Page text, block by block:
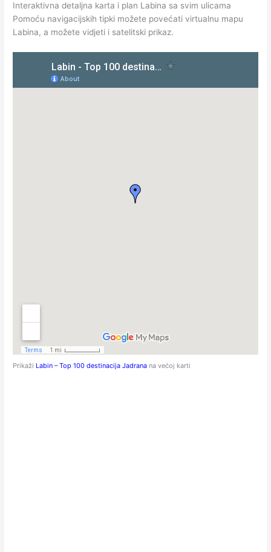
Interaktivna detaljna karta i plan Labina sa svim ulicama
Pomoću navigacijskih tipki možete povećati virtualnu mapu
Labina, a možete vidjeti i satelitski prikaz.
Prikaži Labin – Top 100 destinacija Jadrana na većoj karti